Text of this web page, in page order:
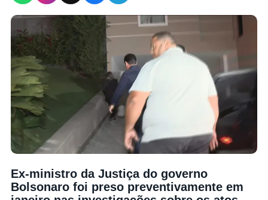
Ex-ministro da Justiça do governo
Bolsonaro foi preso preventivamente em